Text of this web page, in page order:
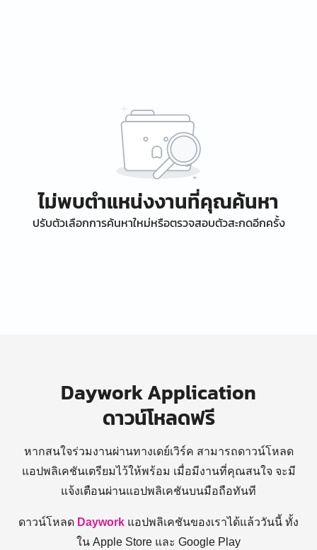
ไม่พบตำแหน่งงานที่คุณค้นหา
ปรับตัวเลือกการค้นหาใหม่หรือตรวจสอบตัวสะกดอีกครั้ง
Daywork Application
ดาวน์โหลดฟรี
หากสนใจร่วมงานผ่านทางเดย์เวิร์ค สามารถดาวน์โหลด
แอปพลิเคชันเตรียมไว้ให้พร้อม เมื่อมีงานที่คุณสนใจ จะมี
แจ้งเตือนผ่านแอปพลิเคชันบนมือถือทันที
ดาวน์โหลด Daywork แอปพลิเคชันของเราได้แล้ววันนี้ ทั้ง
ใน Apple Store และ Google Play